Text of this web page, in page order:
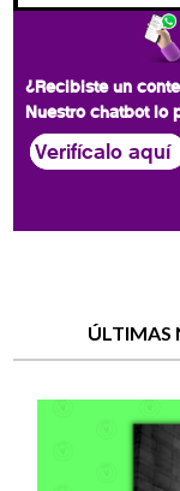
¿Recibiste un
Nuestro chatbot lo
Verifícalo aquí
ÚLTIMAS